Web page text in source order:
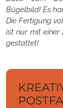
Bügelbild! Es
Die Fertigung
ist nur mit einer
gestattet!